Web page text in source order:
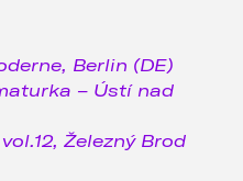
Berlin (DE)
– Ústí nad
Železný Brod